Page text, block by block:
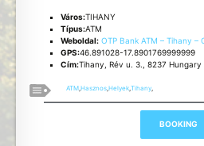
Város:TIHANY
Típus:ATM
Weboldal: OTP Bank ATM – Tihany –
GPS:46.891028-17.8901769999999
Cím:Tihany, Rév u. 3., 8237 Hungary
ATM ,Hasznos ,Helyek ,Tihany